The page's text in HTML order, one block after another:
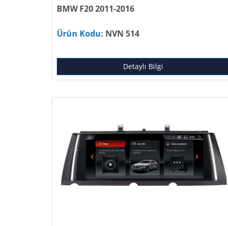
BMW F20 2011-2016
Ürün Kodu: NVN 514
Detaylı Bilgi